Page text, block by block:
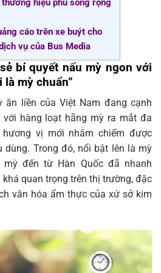
hiệu phủ sóng rộng
cáo trên xe buýt cho
vụ của Bus Media
bí quyết nấu mỳ ngon với
là mỳ chuẩn”
ăn liền của Việt Nam đang cạnh
hàng loạt hãng mỳ ra mắt đa
vị mới nhằm chiếm được
dùng. Trong đó, nổi bật lên là mỳ
mỳ đến từ Hàn Quốc đã nhanh
quan trọng trên thị trường, đặc
văn hóa ẩm thực của xứ sở kim